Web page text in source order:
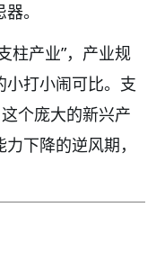
。
柱产业”，产业规
打小闹可比。支
个庞大的新兴产
下降的逆风期，